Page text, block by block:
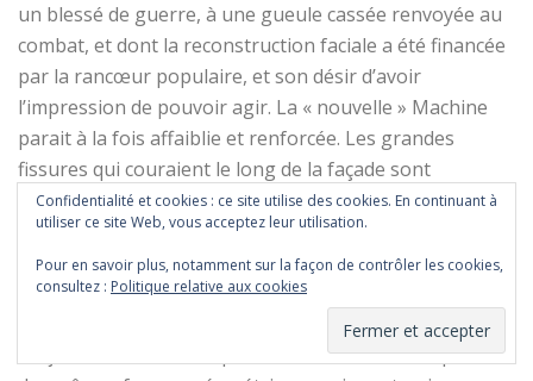
un blessé de guerre, à une gueule cassée renvoyée au
combat, et dont la reconstruction faciale a été financée
par la rancœur populaire, et son désir d’avoir
l’impression de pouvoir agir. La « nouvelle » Machine
parait à la fois affaiblie et renforcée. Les grandes
fissures qui couraient le long de la façade sont
bouchées, et une forte structure métallique, semblable
à unéchafaudageen acier,un appareil dentair
de «la petite boutique des horreurs»,ou un casque de
Darcissac, cage servant à recoller les visages éclatés
La porte aux grands volets de bois est
toujours là, si ce n’est qu’elle est fraichement repeinte
Confidentialité et cookies : ce site utilise des cookies. En continuant à
utiliser ce site Web, vous acceptez leur utilisation.
Pour en savoir plus, notamment sur la façon de contrôler les cookies,
consultez : Politique relative aux cookies